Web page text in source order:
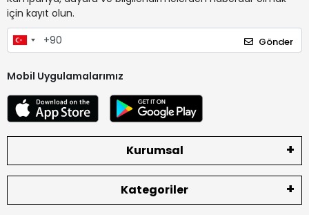
için kayıt olun.
Gönder
Mobil Uygulamalarımız
Kurumsal
Kategoriler